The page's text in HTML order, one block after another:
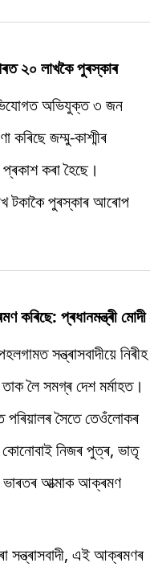
২০ লাখকৈ পুৰস্কাৰ
অভিযুক্ত ৩ জন
কৰিছে জম্মু-কাশ্মীৰ
কৰা হৈছে।
টকাকৈ পুৰস্কাৰ আৰোপ
কৰিছে: প্ৰধানমন্ত্ৰী মোদী
সন্ত্ৰাসবাদীয়ে নিৰীহ
লৈ সমগ্ৰ দেশ মৰ্মাহত।
পৰিয়ালৰ সৈতে তেওঁলোকৰ
নিজৰ পুত্ৰ, ভাতৃ
ভাৰতৰ আত্মাক আক্ৰমণ
এই আক্ৰমণৰ